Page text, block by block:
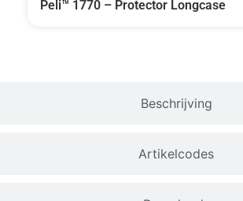
Beschrijving
Artikelcodes
Peli™ 1770 – Protector Longcase